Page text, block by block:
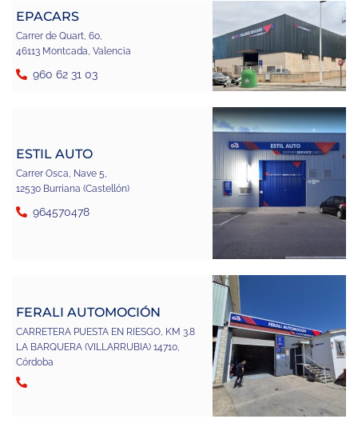
EPACARS
Carrer de Quart, 60,
46113 Montcada, Valencia
960 62 31 03
ESTIL AUTO
Carrer Osca, Nave 5,
12530 Burriana (Castellón)
964570478
FERALI AUTOMOCIÓN
CARRETERA PUESTA EN RIESGO, KM 3.8
LA BARQUERA (VILLARRUBIA) 14710,
Córdoba